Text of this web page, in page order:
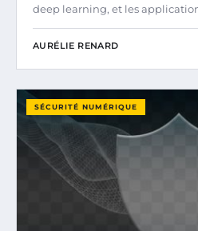
deep learning, et les
AURÉLIE RENARD
SÉCURITÉ NUMÉRIQUE